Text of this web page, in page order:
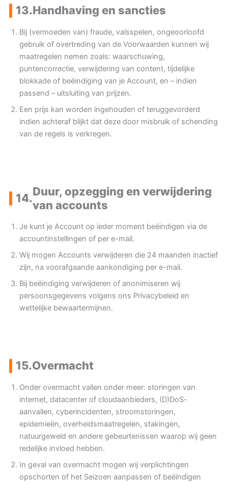
13.Handhaving en sancties
Bij (vermoeden van) fraude, valsspelen, ongeoorloofd
gebruik of overtreding van de Voorwaarden kunnen wij
maatregelen nemen zoals: waarschuwing,
puntencorrectie, verwijdering van content, tijdelijke
blokkade of beëindiging van je Account, en – indien
passend – uitsluiting van prijzen.
Een prijs kan worden ingehouden of teruggevorderd
indien achteraf blijkt dat deze door misbruik of schending
van de regels is verkregen.
14.
Duur, opzegging en verwijdering
van accounts
Je kunt je Account op ieder moment beëindigen via de
accountinstellingen of per e-mail.
Wij mogen Accounts verwijderen die 24 maanden inactief
zijn, na voorafgaande aankondiging per e-mail.
Bij beëindiging verwijderen of anonimiseren wij
persoonsgegevens volgens ons Privacybeleid en
wettelijke bewaartermijnen.
15.Overmacht
Onder overmacht vallen onder meer: storingen van
internet, datacenter of cloudaanbieders, (D)DoS-
aanvallen, cyberincidenten, stroomstoringen,
epidemieën, overheidsmaatregelen, stakingen,
natuurgeweld en andere gebeurtenissen waarop wij geen
redelijke invloed hebben.
In geval van overmacht mogen wij verplichtingen
opschorten of het Seizoen aanpassen of beëindigen